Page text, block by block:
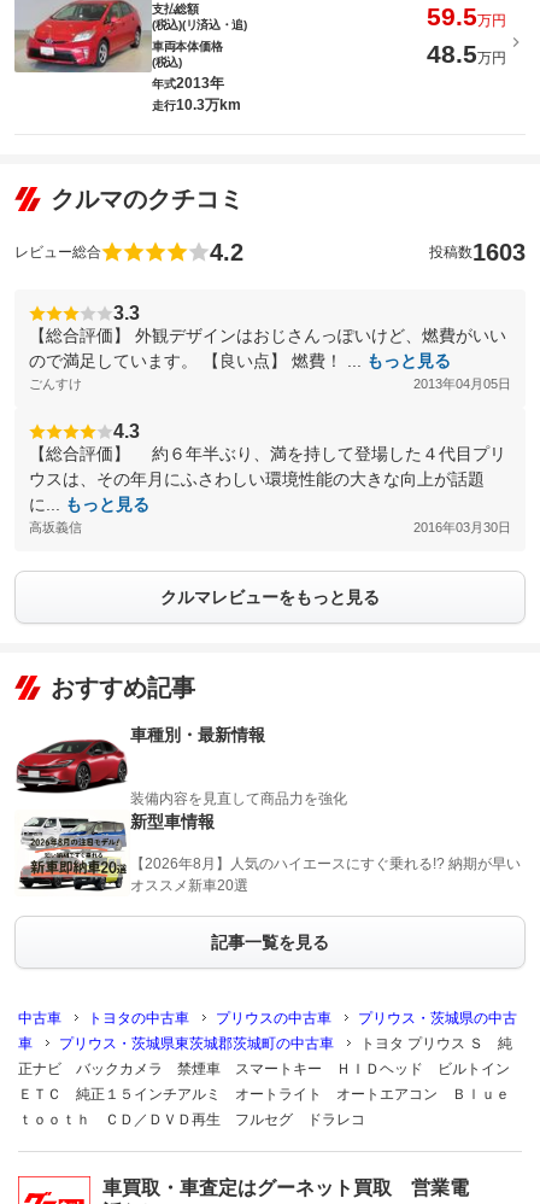
支払総額
(税込)(リ済込・追)
59.5万円
車両本体価格
(税込)
48.5万円
年式2013年
走行10.3万km
クルマのクチコミ
レビュー総合 4.2 投稿数1603
3.3
【総合評価】 外観デザインはおじさんっぽいけど、燃費がいい
ので満足しています。 【良い点】 燃費！ ...
もっと見る
ごんすけ 2013年04月05日
4.3
【総合評価】 約６年半ぶり、満を持して登場した４代目プリ
ウスは、その年月にふさわしい環境性能の大きな向上が話題
に...
もっと見る
高坂義信 2016年03月30日
クルマレビューをもっと見る
おすすめ記事
車種別・最新情報
装備内容を見直して商品力を強化
新型車情報
【2026年8月】人気のハイエースにすぐ乗れる!? 納期が早い
オススメ新車20選
記事一覧を見る
中古車 トヨタの中古車 プリウスの中古車
プリウス・茨城県の中古
車
プリウス・茨城県東茨城郡茨城町の中古車
トヨタ プリウス Ｓ 純
正ナビ バックカメラ 禁煙車 スマートキー ＨＩＤヘッド ビルトイン
ＥＴＣ 純正１５インチアルミ オートライト オートエアコン Ｂｌｕｅ
ｔｏｏｔｈ ＣＤ／ＤＶＤ再生 フルセグ ドラレコ
車買取・車査定はグーネット買取 営業電